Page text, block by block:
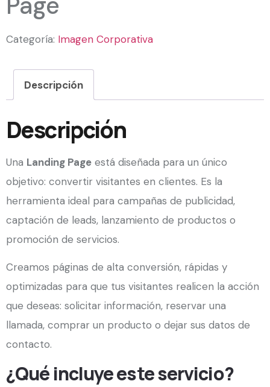
Categoría: Imagen Corporativa
Descripción
Descripción
Una Landing Page está diseñada para un único
objetivo: convertir visitantes en clientes. Es la
herramienta ideal para campañas de publicidad,
captación de leads, lanzamiento de productos o
promoción de servicios.
Creamos páginas de alta conversión, rápidas y
optimizadas para que tus visitantes realicen la acción
que deseas: solicitar información, reservar una
llamada, comprar un producto o dejar sus datos de
contacto.
¿Qué incluye este servicio?